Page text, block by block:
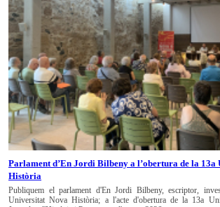
Parlament d’En Jordi Bilbeny a l’obertura de la 13a
Història
Publiquem el parlament d'En Jordi Bilbeny, escriptor,
Universitat Nova Història; a l'acte d'obertura de la 13a